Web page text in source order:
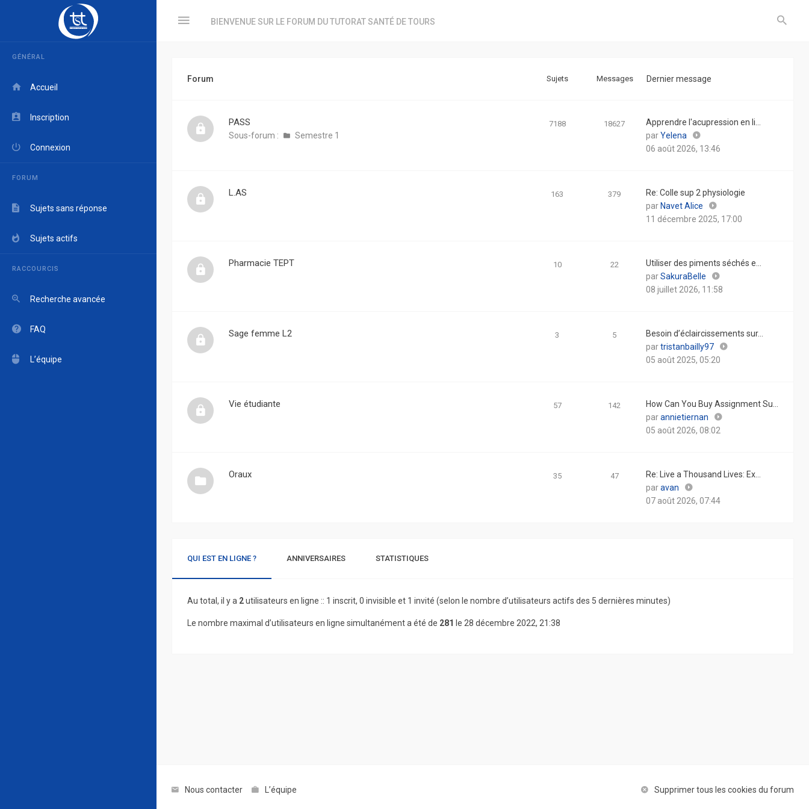
BIENVENUE SUR LE FORUM DU TUTORAT SANTÉ DE TOURS
GÉNÉRAL
Accueil
Inscription
Connexion
FORUM
Sujets sans réponse
Sujets actifs
RACCOURCIS
Recherche avancée
FAQ
L’équipe
Forum Sujets Messages Dernier message
PASS
Sous-forum : Semestre 1
7188 18627
Apprendre l'acupression en li…
parYelena
Consulter
le
06 août 2026, 13:46
L.AS 163 379
Re: Colle sup 2 physiologie
par Navet Alice
Consulter
le
11 décembre 2025, 17:00
Pharmacie TEPT 10 22
Utiliser des piments séchés e…
parSakuraBelle
Consulter
le
08 juillet 2026, 11:58
Sage femme L2 3 5
Besoin d’éclaircissements sur…
partristanbailly97
Consulter
05 août 2025, 05:20
Vie étudiante 57 142
How Can You Buy Assignment Su…
parannietiernan
Consulter
05 août 2026, 08:02
Oraux 35 47
Re: Live a Thousand Lives: Ex…
paravan
Consulter
le
07 août 2026, 07:44
QUI EST EN LIGNE ? ANNIVERSAIRES STATISTIQUES
Au total, il y a 2utilisateurs en ligne :: 1 inscrit, 0 invisible et 1 invité (selon le nombre d’utilisateurs actifs des 5 dernières minutes)
Le nombre maximal d’utilisateurs en ligne simultanément a été de 281 le 28 décembre 2022, 21:38
Nous contacter L’équipe Supprimer tous les cookies du forum